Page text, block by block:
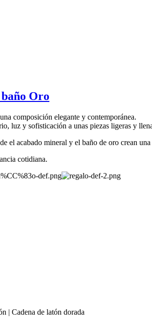
Oro
composición elegante y contemporánea.
luz y sofisticación a unas piezas ligeras y
el acabado mineral y el baño de oro crean
cotidiana.
| Cadena de latón dorada